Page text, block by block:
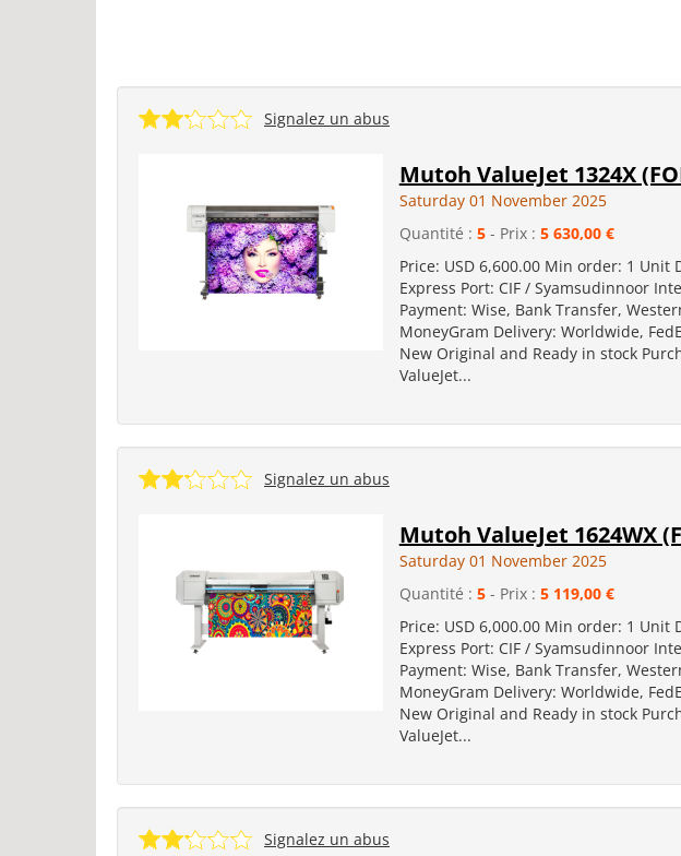
Signalez un abus
Mutoh ValueJet 1324X
Saturday 01 November 2025
Quantité : 5- Prix : 5 630,00 €
Price: USD 6,600.00 Min order: 1 Unit
Express Port: CIF / Syamsudinnoor
Payment: Wise, Bank Transfer,
MoneyGram Delivery: Worldwide,
New Original and Ready in stock
ValueJet...
Signalez un abus
Mutoh ValueJet 1624WX
Saturday 01 November 2025
Quantité : 5- Prix : 5 119,00 €
Price: USD 6,000.00 Min order: 1 Unit
Express Port: CIF / Syamsudinnoor
Payment: Wise, Bank Transfer,
MoneyGram Delivery: Worldwide,
New Original and Ready in stock
ValueJet...
Signalez un abus